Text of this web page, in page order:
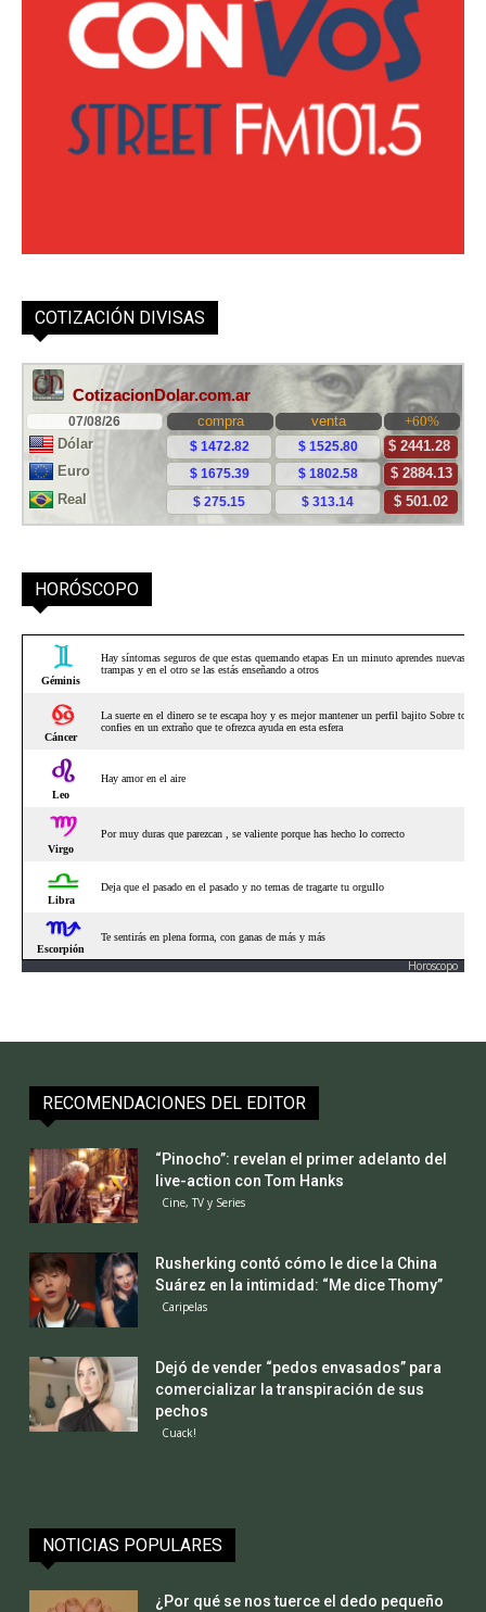
COTIZACIÓN DIVISAS
HORÓSCOPO
Horoscopo
RECOMENDACIONES DEL EDITOR
“Pinocho”: revelan el primer adelanto del
live-action con Tom Hanks
Cine, TV y Series
Rusherking contó cómo le dice la China
Suárez en la intimidad: “Me dice Thomy”
Caripelas
Dejó de vender “pedos envasados” para
comercializar la transpiración de sus
pechos
Cuack!
NOTICIAS POPULARES
¿Por qué se nos tuerce el dedo pequeño